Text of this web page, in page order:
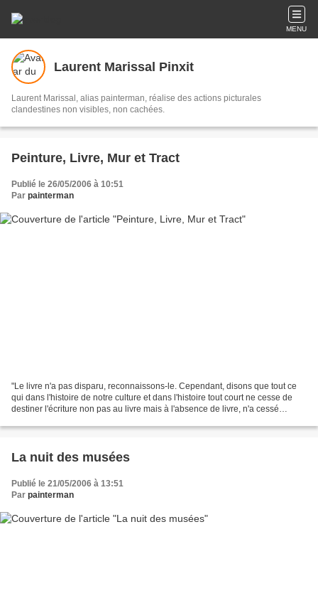
MENU
Laurent Marissal Pinxit
Laurent Marissal, alias painterman, réalise des actions picturales
clandestines non visibles, non cachées.
Peinture, Livre, Mur et Tract
Publié le 26/05/2006 à 10:51
Par painterman
"Le livre n'a pas disparu, reconnaissons-le. Cependant, disons que tout ce
qui dans l'histoire de notre culture et dans l'histoire tout court ne cesse de
destiner l'écriture non pas au livre mais à l'absence de livre, n'a cessé
La nuit des musées
Publié le 21/05/2006 à 13:51
Par painterman